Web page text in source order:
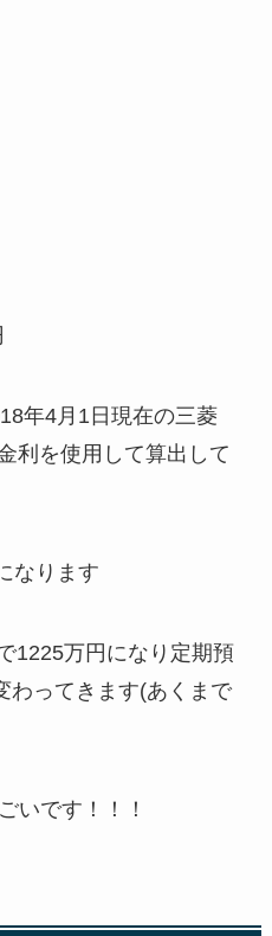
年4月1日現在の三菱
利を使用して算出して
なります
1225万円になり定期預
わってきます(あくまで
いです！！！